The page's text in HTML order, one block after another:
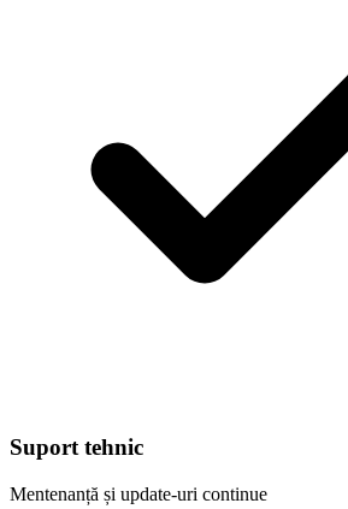
Suport tehnic
Mentenanță și update-uri continue